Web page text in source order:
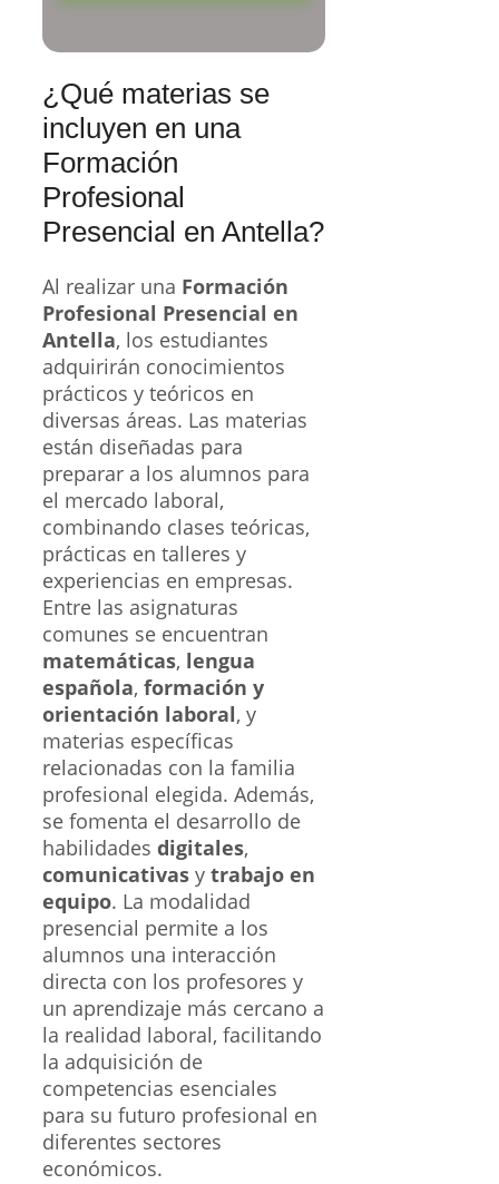
¿Qué materias se
incluyen en una
Formación
Profesional
Presencial en Antella?
Al realizar una Formación
Profesional Presencial en
Antella, los estudiantes
adquirirán conocimientos
prácticos y teóricos en
diversas áreas. Las materias
están diseñadas para
preparar a los alumnos para
el mercado laboral,
combinando clases teóricas,
prácticas en talleres y
experiencias en empresas.
Entre las asignaturas
comunes se encuentran
matemáticas, lengua
española, formación y
orientación laboral, y
materias específicas
relacionadas con la familia
profesional elegida. Además,
se fomenta el desarrollo de
habilidades digitales,
comunicativas y trabajo en
equipo. La modalidad
presencial permite a los
alumnos una interacción
directa con los profesores y
un aprendizaje más cercano a
la realidad laboral, facilitando
la adquisición de
competencias esenciales
para su futuro profesional en
diferentes sectores
económicos.